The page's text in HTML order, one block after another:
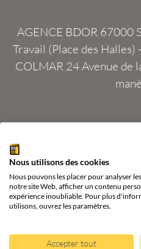
AGENCE BDOR 67000
Travail (Place des Halles) -
COLMAR24 Avenue de
Tous droits réservés
& vente or, argent
Nous utilisons des cookies
Nous pouvons les placer pour analyser
notre site Web, afficher un contenu
expérience inoubliable. Pour plus
utilisons, ouvrez les paramètres.
Accepter tout